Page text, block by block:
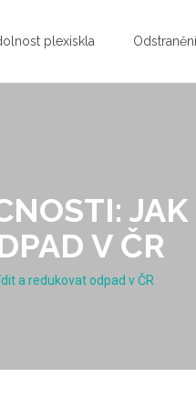
plexiskla
V ČR
a redukovat odpad v ČR